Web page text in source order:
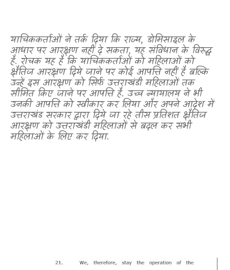
याचिककर्ताओं ने तर्क दिया कि राज्य, डोमिसाइल के
आधार पर आरक्षण नहीं दे सकता, यह संविधान के विरुद्ध
है. रोचक यह है कि याचिककर्ताओं को महिलाओं को
क्षैतिज आरक्षण दिये जाने पर कोई आपत्ति नहीं है बल्कि
उन्हें इस आरक्षण को सिर्फ उत्तराखंडी महिलाओं तक
सीमित किए जाने पर आपत्ति है. उच्च न्यायालय ने भी
उनकी आपत्ति को स्वीकार कर लिया और अपने आदेश में
उत्तराखंड सरकार द्वारा दिये जा रहे तीस प्रतिशत क्षैतिज
आरक्षण को उत्तराखंडी महिलाओं से बदल कर सभी
महिलाओं के लिए कर दिया.